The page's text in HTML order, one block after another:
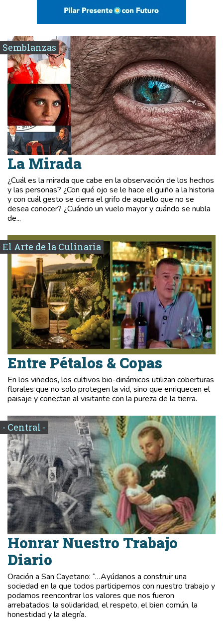
Semblanzas
La Mirada
¿Cuál es la mirada que cabe en la observación de los hechos
y las personas? ¿Con qué ojo se le hace el guiño a la historia
y con cuál gesto se cierra el grifo de aquello que no se
desea conocer? ¿Cuándo un vuelo mayor y cuándo se nubla
de...
El Arte de la Culinaria
Entre Pétalos & Copas
En los viñedos, los cultivos bio-dinámicos utilizan coberturas
florales que no solo protegen la vid, sino que enriquecen el
paisaje y conectan al visitante con la pureza de la tierra.
- Central -
Honrar Nuestro Trabajo
Diario
Oración a San Cayetano: “…Ayúdanos a construir una
sociedad en la que todos participemos con nuestro trabajo y
podamos reencontrar los valores que nos fueron
arrebatados: la solidaridad, el respeto, el bien común, la
honestidad y la alegría.